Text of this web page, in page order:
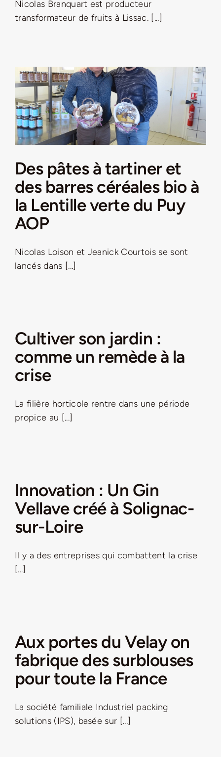
Nicolas Branquart est producteur
transformateur de fruits à Lissac. [...]
Des pâtes à tartiner et
des barres céréales bio à
la Lentille verte du Puy
AOP
Nicolas Loison et Jeanick Courtois se sont
lancés dans [...]
Cultiver son jardin :
comme un remède à la
crise
La filière horticole rentre dans une période
propice au [...]
Innovation : Un Gin
Vellave créé à Solignac-
sur-Loire
Il y a des entreprises qui combattent la crise
[...]
Aux portes du Velay on
fabrique des surblouses
pour toute la France
La société familiale Industriel packing
solutions (IPS), basée sur [...]